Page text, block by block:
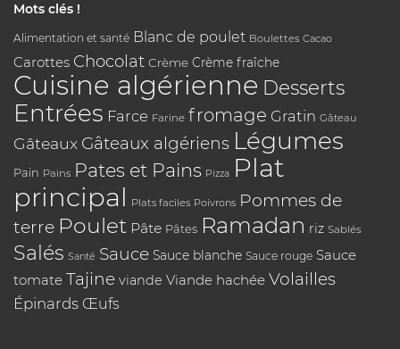
Mots clés !
Alimentation et santé Blanc de poulet Boulettes Cacao
Carottes Chocolat Crème Crème fraîche
Cuisine algérienne Desserts
Entrées Farce Farine fromage Gratin Gâteau
Gâteaux Gâteaux algériens Légumes
Pain Pains Pates et Pains Pizza Plat
principal Plats faciles Poivrons Pommes de
terre Poulet Pâte Pâtes Ramadan riz Sablés
Salés Santé Sauce Sauce blanche Sauce rouge Sauce
tomate Tajine viande Viande hachée Volailles
Épinards Œufs